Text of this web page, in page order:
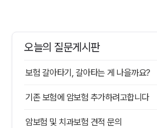
오늘의 질문게시판
보험 갈아타기, 갈아타는 게 나을까요?
기존 보험에 암보험 추가하려고합니다
암보험 및 치과보험 견적 문의